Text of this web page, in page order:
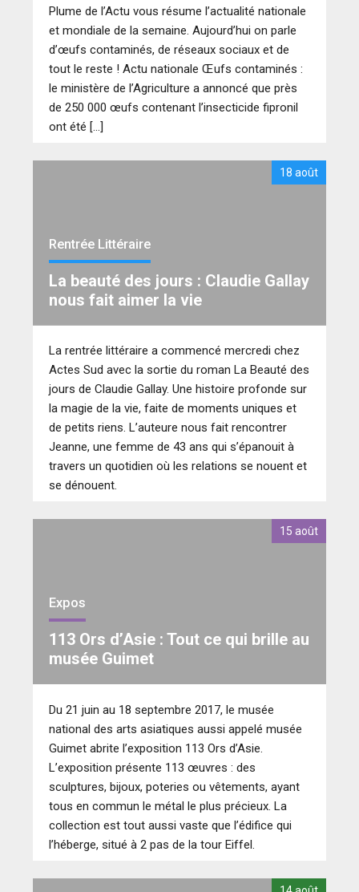
Plume de l’Actu vous résume l’actualité nationale
et mondiale de la semaine. Aujourd’hui on parle
d’œufs contaminés, de réseaux sociaux et de
tout le reste ! Actu nationale Œufs contaminés :
le ministère de l’Agriculture a annoncé que près
de 250 000 œufs contenant l’insecticide fipronil
ont été […]
18 août
Rentrée Littéraire
La beauté des jours : Claudie Gallay
nous fait aimer la vie
La rentrée littéraire a commencé mercredi chez
Actes Sud avec la sortie du roman La Beauté des
jours de Claudie Gallay. Une histoire profonde sur
la magie de la vie, faite de moments uniques et
de petits riens. L’auteure nous fait rencontrer
Jeanne, une femme de 43 ans qui s’épanouit à
travers un quotidien où les relations se nouent et
se dénouent.
15 août
Expos
113 Ors d’Asie : Tout ce qui brille au
musée Guimet
Du 21 juin au 18 septembre 2017, le musée
national des arts asiatiques aussi appelé musée
Guimet abrite l’exposition 113 Ors d’Asie.
L’exposition présente 113 œuvres : des
sculptures, bijoux, poteries ou vêtements, ayant
tous en commun le métal le plus précieux. La
collection est tout aussi vaste que l’édifice qui
l’héberge, situé à 2 pas de la tour Eiffel.